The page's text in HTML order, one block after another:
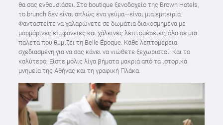
θα σας ενθουσιάσει. Στο boutique ξενοδοχείο της Brown Hotels,
το brunch δεν είναι απλώς ένα γεύμα—είναι μια εμπειρία.
Φανταστείτε να χαλαρώνετε σε δωμάτια διακοσμημένα με
μαρμάρινες επιφάνειες και χάλκινες λεπτομέρειες, όλα σε μια
παλέτα που θυμίζει τη Belle Époque. Κάθε λεπτομέρεια
σχεδιασμένη για να σας κάνει να νιώθετε ξεχωριστοί. Και το
καλύτερο; Είστε μόλις λίγα βήματα μακριά από τα ιστορικά
μνημεία της Αθήνας και τη γραφική Πλάκα.